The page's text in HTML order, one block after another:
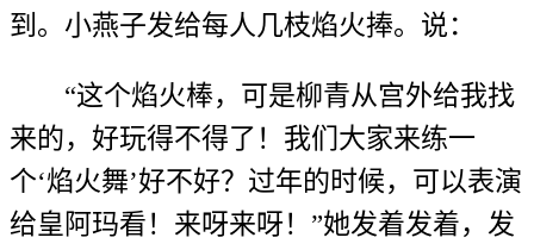
到。小燕子发给每人几枝焰火捧。说：
“这个焰火棒，可是柳青从宫外给我找
来的，好玩得不得了！我们大家来练一
个‘焰火舞’好不好？过年的时候，可以表演
给皇阿玛看！来呀来呀！”她发着发着，发